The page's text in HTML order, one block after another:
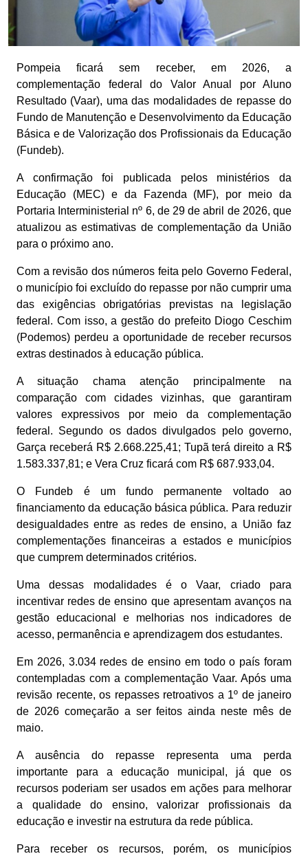
Pompeia ficará sem receber, em 2026, a
complementação federal do Valor Anual por Aluno
Resultado (Vaar), uma das modalidades de repasse do
Fundo de Manutenção e Desenvolvimento da Educação
Básica e de Valorização dos Profissionais da Educação
(Fundeb).
A confirmação foi publicada pelos ministérios da
Educação (MEC) e da Fazenda (MF), por meio da
Portaria Interministerial nº 6, de 29 de abril de 2026, que
atualizou as estimativas de complementação da União
para o próximo ano.
Com a revisão dos números feita pelo Governo Federal,
o município foi excluído do repasse por não cumprir uma
das exigências obrigatórias previstas na legislação
federal. Com isso, a gestão do prefeito Diogo Ceschim
(Podemos) perdeu a oportunidade de receber recursos
extras destinados à educação pública.
A situação chama atenção principalmente na
comparação com cidades vizinhas, que garantiram
valores expressivos por meio da complementação
federal. Segundo os dados divulgados pelo governo,
Garça receberá R$ 2.668.225,41; Tupã terá direito a R$
1.583.337,81; e Vera Cruz ficará com R$ 687.933,04.
O Fundeb é um fundo permanente voltado ao
financiamento da educação básica pública. Para reduzir
desigualdades entre as redes de ensino, a União faz
complementações financeiras a estados e municípios
que cumprem determinados critérios.
Uma dessas modalidades é o Vaar, criado para
incentivar redes de ensino que apresentam avanços na
gestão educacional e melhorias nos indicadores de
acesso, permanência e aprendizagem dos estudantes.
Em 2026, 3.034 redes de ensino em todo o país foram
contempladas com a complementação Vaar. Após uma
revisão recente, os repasses retroativos a 1º de janeiro
de 2026 começarão a ser feitos ainda neste mês de
maio.
A ausência do repasse representa uma perda
importante para a educação municipal, já que os
recursos poderiam ser usados em ações para melhorar
a qualidade do ensino, valorizar profissionais da
educação e investir na estrutura da rede pública.
Para receber os recursos, porém, os municípios